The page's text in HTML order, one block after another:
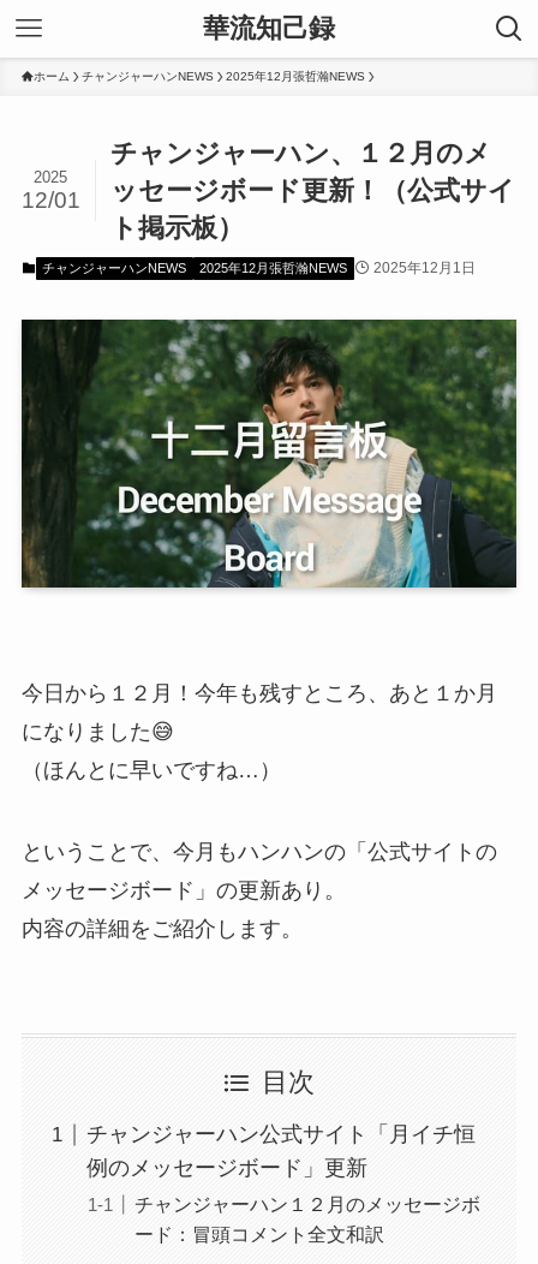
華流知己録
ホーム チャンジャーハンNEWS 2025年12月張哲瀚NEWS
チャンジャーハン、１２月のメ
ッセージボード更新！（公式サイ
ト掲示板）
2025
12/01
チャンジャーハンNEWS 2025年12月張哲瀚NEWS 2025年12月1日
今日から１２月！今年も残すところ、あと１か月
になりました😅
（ほんとに早いですね…）
ということで、今月もハンハンの「公式サイトの
メッセージボード」の更新あり。
内容の詳細をご紹介します。
目次
チャンジャーハン公式サイト「月イチ恒
例のメッセージボード」更新
チャンジャーハン１２月のメッセージボ
ード：冒頭コメント全文和訳